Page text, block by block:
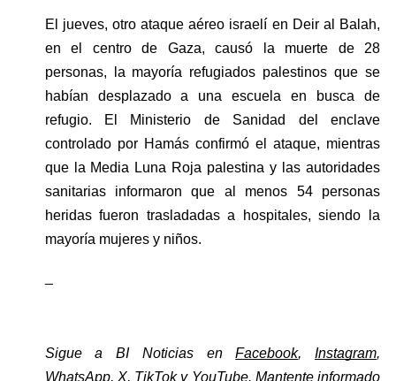
El jueves, otro ataque aéreo israelí en Deir al Balah,
en el centro de Gaza, causó la muerte de 28
personas, la mayoría refugiados palestinos que se
habían desplazado a una escuela en busca de
refugio. El Ministerio de Sanidad del enclave
controlado por Hamás confirmó el ataque, mientras
que la Media Luna Roja palestina y las autoridades
sanitarias informaron que al menos 54 personas
heridas fueron trasladadas a hospitales, siendo la
mayoría mujeres y niños.
Sigue a BI Noticias en Facebook, Instagram,
WhatsApp, X, TikTok y YouTube. Mantente informado